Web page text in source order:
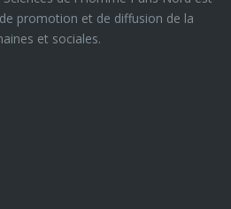
promotion et de diffusion de la
et sociales.